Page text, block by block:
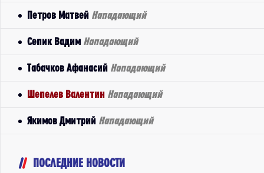
Петров Матвей Нападающий
Сепик Вадим Нападающий
Табачков Афанасий Нападающий
Шепелев Валентин Нападающий
Якимов Дмитрий Нападающий
ПОСЛЕДНИЕ НОВОСТИ